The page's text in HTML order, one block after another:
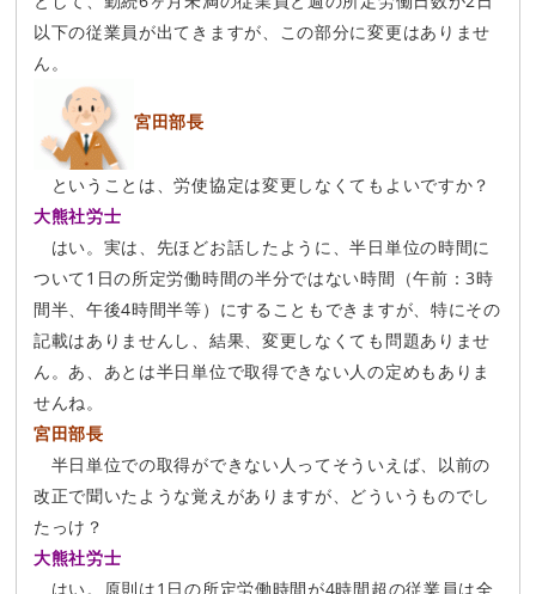
以下の従業員が出てきますが、この部分に変更はありませ
ん。
宮田部長
ということは、労使協定は変更しなくてもよいですか？
大熊社労士
はい。実は、先ほどお話したように、半日単位の時間に
ついて1日の所定労働時間の半分ではない時間（午前：3時
間半、午後4時間半等）にすることもできますが、特にその
記載はありませんし、結果、変更しなくても問題ありませ
ん。あ、あとは半日単位で取得できない人の定めもありま
せんね。
宮田部長
半日単位での取得ができない人ってそういえば、以前の
改正で聞いたような覚えがありますが、どういうものでし
たっけ？
大熊社労士
はい。原則は1日の所定労働時間が4時間超の従業員は全